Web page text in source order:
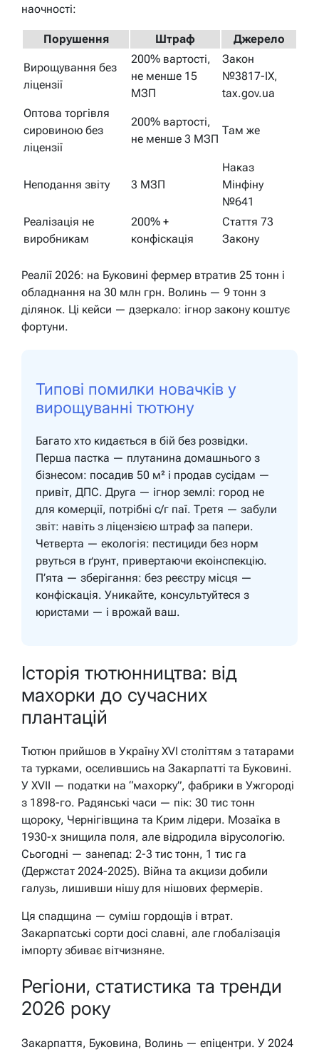
наочності:
Порушення Штраф Джерело
Вирощування без
ліцензії
200% вартості,
не менше 15
МЗП
Закон
№3817-IX,
tax.gov.ua
Оптова торгівля
сировиною без
ліцензії
200% вартості,
не менше 3 МЗП
Там же
Неподання звіту 3 МЗП
Наказ
Мінфіну
№641
Реалізація не
виробникам
200% +
конфіскація
Стаття 73
Закону
Реалії 2026: на Буковині фермер втратив 25 тонн і
обладнання на 30 млн грн. Волинь — 9 тонн з
ділянок. Ці кейси — дзеркало: ігнор закону коштує
фортуни.
Типові помилки новачків у
вирощуванні тютюну
Багато хто кидається в бій без розвідки.
Перша пастка — плутанина домашнього з
бізнесом: посадив 50 м² і продав сусідам —
привіт, ДПС. Друга — ігнор землі: город не
для комерції, потрібні с/г паї. Третя — забули
звіт: навіть з ліцензією штраф за папери.
Четверта — екологія: пестициди без норм
рвуться в ґрунт, привертаючи екоінспекцію.
П’ята — зберігання: без реєстру місця —
конфіскація. Уникайте, консультуйтеся з
юристами — і врожай ваш.
Історія тютюнництва: від
махорки до сучасних
плантацій
Тютюн прийшов в Україну XVI століттям з татарами
та турками, оселившись на Закарпатті та Буковині.
У XVII — податки на “махорку”, фабрики в Ужгороді
з 1898-го. Радянські часи — пік: 30 тис тонн
щороку, Чернігівщина та Крим лідери. Мозаїка в
1930-х знищила поля, але відродила вірусологію.
Сьогодні — занепад: 2-3 тис тонн, 1 тис га
(Держстат 2024-2025). Війна та акцизи добили
галузь, лишивши нішу для нішових фермерів.
Ця спадщина — суміш гордощів і втрат.
Закарпатські сорти досі славні, але глобалізація
імпорту збиває вітчизняне.
Регіони, статистика та тренди
2026 року
Закарпаття, Буковина, Волинь — епіцентри. У 2024